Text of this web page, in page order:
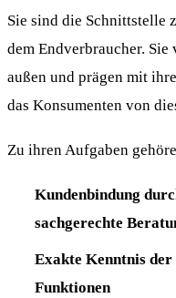
Sie sind die Schnittstelle
dem Endverbraucher.
außen und prägen mit
das Konsumenten von
Zu ihren Aufgaben
Kundenbindung
sachgerechte
Exakte Kenntnis
Funktionen